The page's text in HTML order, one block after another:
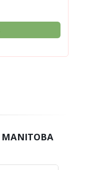
MANITOBA